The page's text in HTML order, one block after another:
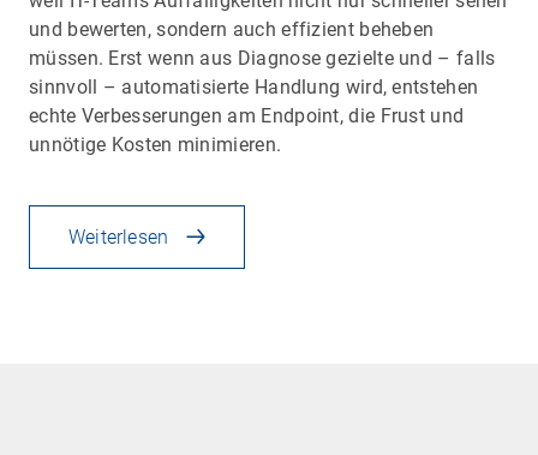
und bewerten, sondern auch effizient beheben
müssen. Erst wenn aus Diagnose gezielte und – falls
sinnvoll – automatisierte Handlung wird, entstehen
echte Verbesserungen am Endpoint, die Frust und
unnötige Kosten minimieren.
Weiterlesen